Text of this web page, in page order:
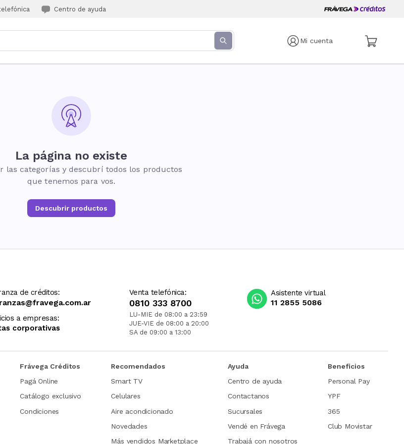
Centro de ayuda
Mi cuenta
La página no existe
las categorías y descubrí todos los productos
que tenemos para vos.
Descubrir productos
de créditos:
a empresas:
corporativas
Venta telefónica:
0810 333 8700
LU-MIE de 08:00 a 23:59
JUE-VIE de 08:00 a 20:00
SA de 09:00 a 13:00
Asistente virtual
11 2855 5086
Frávega Créditos
Pagá Online
Catálogo exclusivo
Condiciones
Recomendados
Smart TV
Celulares
Aire acondicionado
Novedades
Más vendidos Marketplace
Ayuda
Centro de ayuda
Contactanos
Sucursales
Vendé en Frávega
Trabajá con nosotros
Beneficios
Personal Pay
YPF
365
Club Movistar